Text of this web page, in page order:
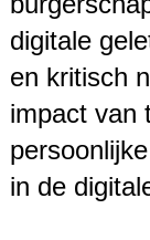
digitale
en kritisch
impact van
in de